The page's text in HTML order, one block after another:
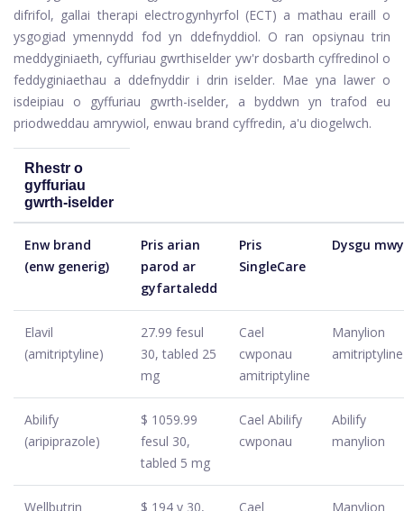
difrifol, gallai therapi electrogynhyrfol (ECT) a mathau eraill o
ysgogiad ymennydd fod yn ddefnyddiol. O ran opsiynau trin
meddyginiaeth, cyffuriau gwrthiselder yw'r dosbarth cyffredinol o
feddyginiaethau a ddefnyddir i drin iselder. Mae yna lawer o
isdeipiau o gyffuriau gwrth-iselder, a byddwn yn trafod eu
priodweddau amrywiol, enwau brand cyffredin, a'u diogelwch.
Rhestr o
gyffuriau
gwrth-iselder
Enw brand
(enw generig)
Pris arian
parod ar
gyfartaledd
Pris
SingleCare
Dysgu mwy
Elavil
(amitriptyline)
27.99 fesul
30, tabled 25
mg
Cael
cwponau
amitriptyline
Manylion
amitriptyline
Abilify
(aripiprazole)
$ 1059.99
fesul 30,
tabled 5 mg
Cael Abilify
cwponau
Abilify
manylion
Wellbutrin
$ 194 y 30,
Cael
Manylion